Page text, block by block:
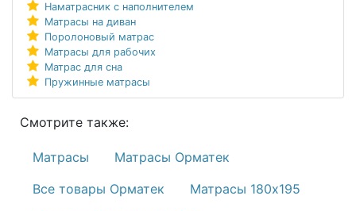
Наматрасник с наполнителем
Матрасы на диван
Поролоновый матрас
Матрасы для рабочих
Матрас для сна
Пружинные матрасы
Смотрите также:
Матрасы
Матрасы Орматек
Все товары Орматек
Матрасы 180х195